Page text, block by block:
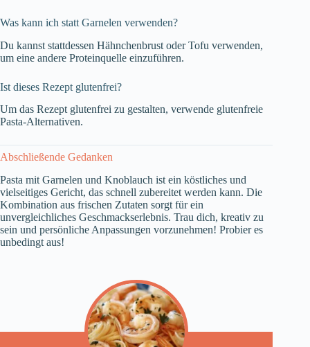
Was kann ich statt Garnelen verwenden?
Du kannst stattdessen Hähnchenbrust oder Tofu verwenden,
um eine andere Proteinquelle einzuführen.
Ist dieses Rezept glutenfrei?
Um das Rezept glutenfrei zu gestalten, verwende glutenfreie
Pasta-Alternativen.
Abschließende Gedanken
Pasta mit Garnelen und Knoblauch ist ein köstliches und
vielseitiges Gericht, das schnell zubereitet werden kann. Die
Kombination aus frischen Zutaten sorgt für ein
unvergleichliches Geschmackserlebnis. Trau dich, kreativ zu
sein und persönliche Anpassungen vorzunehmen! Probier es
unbedingt aus!